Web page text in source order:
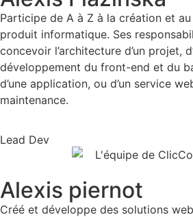
Participe de A à Z à la création et au
produit informatique. Ses
concevoir l’architecture d’un projet,
développement du front-end et du
d’une application, ou d’un service
maintenance.
Lead Dev
Alexis piernot
Créé et développe des solutions